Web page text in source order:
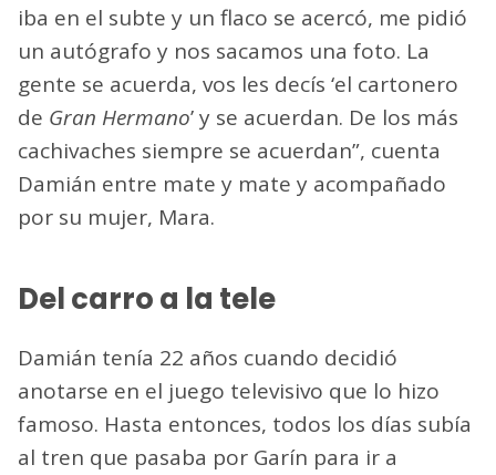
iba en el subte y un flaco se acercó, me pidió
un autógrafo y nos sacamos una foto. La
gente se acuerda, vos les decís ‘el cartonero
de Gran Hermano’ y se acuerdan. De los más
cachivaches siempre se acuerdan”, cuenta
Damián entre mate y mate y acompañado
por su mujer, Mara.
Del carro a la tele
Damián tenía 22 años cuando decidió
anotarse en el juego televisivo que lo hizo
famoso. Hasta entonces, todos los días subía
al tren que pasaba por Garín para ir a